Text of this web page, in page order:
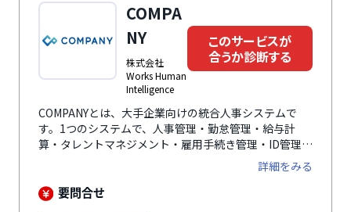
COMPA
NY
株式会社
Works Human
Intelligence
このサービスが
合うか診断する
COMPANYとは、大手企業向けの統合人事システムで
す。1つのシステムで、人事管理・勤怠管理・給与計
算・タレントマネジメント・雇用手続き管理・ID管理・
マイナンバー管理に対応し、人事領域をカバーする統合
システム（ERP）として利用可能。大企業の複雑な人事
業務に対応できる点が評価されており、これまで約
詳細をみる
要問合せ